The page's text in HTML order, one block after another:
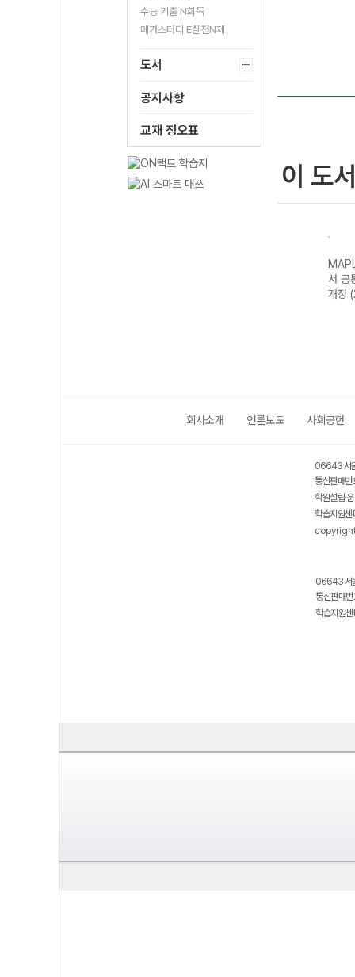
수능 기출 N회독
메가스터디 E실전N제
도서
공지사항
교재 정오표
이 도
서 공
개정
회사소개 언론보도 사회공헌
06643 서
통신판매
학원설립·
학습지원
06643 서
통신판매
학습지원